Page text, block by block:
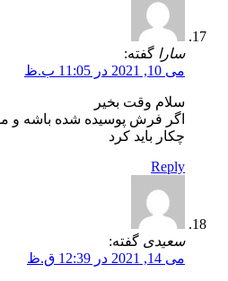
سارا گفته:
می 10, 2021 در 11:05 ب.ظ
سلام وقت بخیر
اگر فرش پوسیده شده باشه و
چکار باید کرد
Reply
سعیدی گفته:
می 14, 2021 در 12:39 ق.ظ